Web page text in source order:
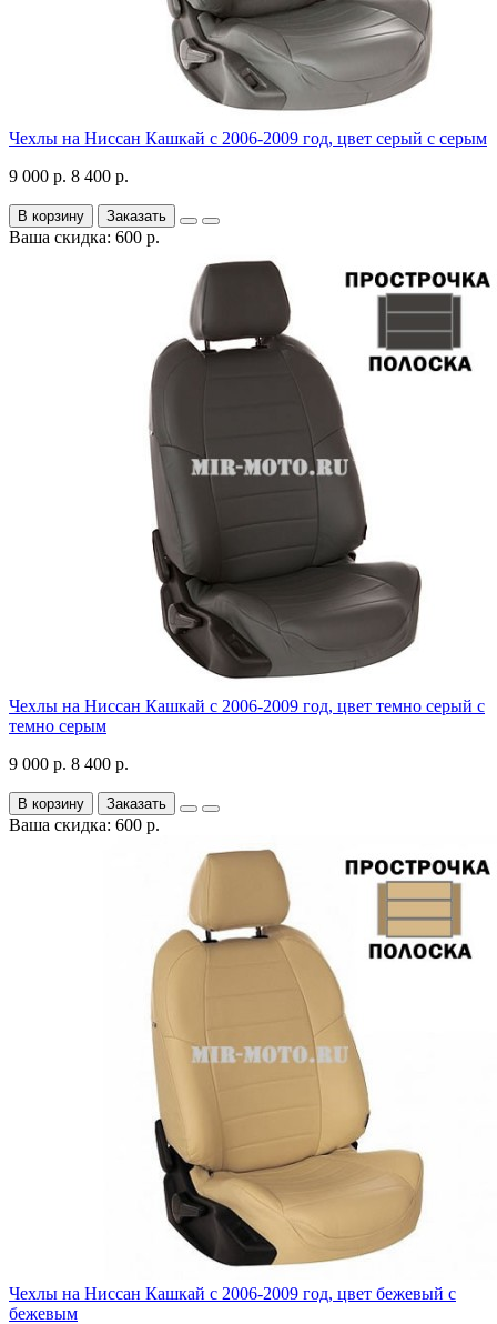
Чехлы на Ниссан Кашкай с 2006-2009 год, цвет серый с серым
9 000 р. 8 400 р.
В корзину Заказать
Ваша скидка: 600 р.
Чехлы на Ниссан Кашкай с 2006-2009 год, цвет темно серый с
темно серым
9 000 р. 8 400 р.
В корзину Заказать
Ваша скидка: 600 р.
Чехлы на Ниссан Кашкай с 2006-2009 год, цвет бежевый с
бежевым